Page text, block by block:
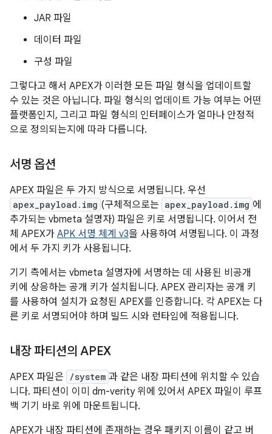
JAR 파일
데이터 파일
구성 파일
그렇다고 해서 APEX가 이러한 모든 파일 형식을 업데이트할
수 있는 것은 아닙니다. 파일 형식의 업데이트 가능 여부는 어떤
플랫폼인지, 그리고 파일 형식의 인터페이스가 얼마나 안정적
으로 정의되는지에 따라 다릅니다.
서명 옵션
APEX 파일은 두 가지 방식으로 서명됩니다. 우선
apex_payload.img (구체적으로는 apex_payload.img 에
추가되는 vbmeta 설명자) 파일은 키로 서명됩니다. 이어서 전
체 APEX가 APK 서명 체계 v3을 사용하여 서명됩니다. 이 과정
에서 두 가지 키가 사용됩니다.
기기 측에서는 vbmeta 설명자에 서명하는 데 사용된 비공개
키에 상응하는 공개 키가 설치됩니다. APEX 관리자는 공개 키
를 사용하여 설치가 요청된 APEX를 인증합니다. 각 APEX는 다
른 키로 서명되어야 하며 빌드 시와 런타임에 적용됩니다.
내장 파티션의 APEX
APEX 파일은 /system 과 같은 내장 파티션에 위치할 수 있습
니다. 파티션이 이미 dm-verity 위에 있어서 APEX 파일이 루프
백 기기 바로 위에 마운트됩니다.
APEX가 내장 파티션에 존재하는 경우 패키지 이름이 같고 버